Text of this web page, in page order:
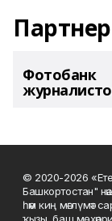
Фотобанк
© 2020-2026
Башкортостан"
һәм киң мәғлүмәт